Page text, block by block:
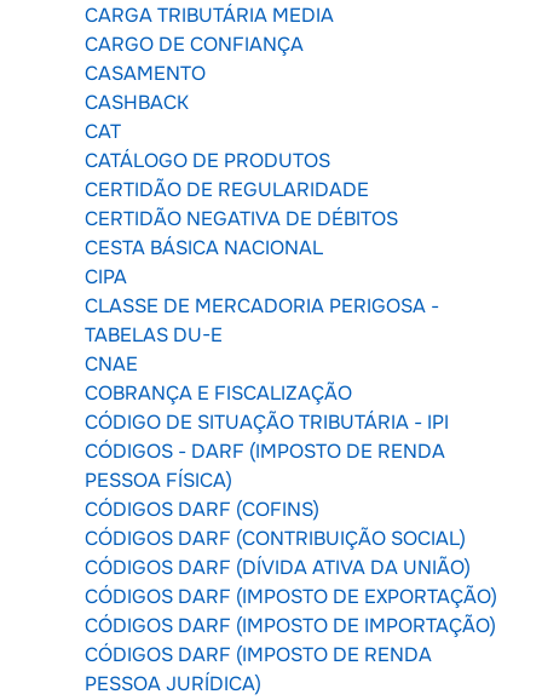
CARGA TRIBUTÁRIA MEDIA
CARGO DE CONFIANÇA
CASAMENTO
CASHBACK
CAT
CATÁLOGO DE PRODUTOS
CERTIDÃO DE REGULARIDADE
CERTIDÃO NEGATIVA DE DÉBITOS
CESTA BÁSICA NACIONAL
CIPA
CLASSE DE MERCADORIA PERIGOSA -
TABELAS DU-E
CNAE
COBRANÇA E FISCALIZAÇÃO
CÓDIGO DE SITUAÇÃO TRIBUTÁRIA - IPI
CÓDIGOS - DARF (IMPOSTO DE RENDA
PESSOA FÍSICA)
CÓDIGOS DARF (COFINS)
CÓDIGOS DARF (CONTRIBUIÇÃO SOCIAL)
CÓDIGOS DARF (DÍVIDA ATIVA DA UNIÃO)
CÓDIGOS DARF (IMPOSTO DE EXPORTAÇÃO)
CÓDIGOS DARF (IMPOSTO DE IMPORTAÇÃO)
CÓDIGOS DARF (IMPOSTO DE RENDA
PESSOA JURÍDICA)